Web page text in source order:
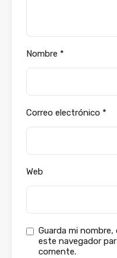
Nombre *
Correo electrónico *
Web
Guarda mi
este navegador
comente.